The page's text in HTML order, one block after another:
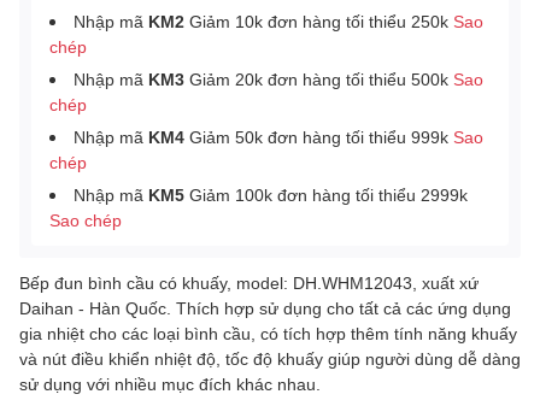
Nhập mã KM2 Giảm 10k đơn hàng tối thiểu 250k Sao
chép
Nhập mã KM3 Giảm 20k đơn hàng tối thiểu 500k Sao
chép
Nhập mã KM4 Giảm 50k đơn hàng tối thiểu 999k Sao
chép
Nhập mã KM5 Giảm 100k đơn hàng tối thiểu 2999k
Sao chép
Bếp đun bình cầu có khuấy, model: DH.WHM12043, xuất xứ
Daihan - Hàn Quốc. Thích hợp sử dụng cho tất cả các ứng dụng
gia nhiệt cho các loại bình cầu, có tích hợp thêm tính năng khuấy
và nút điều khiển nhiệt độ, tốc độ khuấy giúp người dùng dễ dàng
sử dụng với nhiều mục đích khác nhau.